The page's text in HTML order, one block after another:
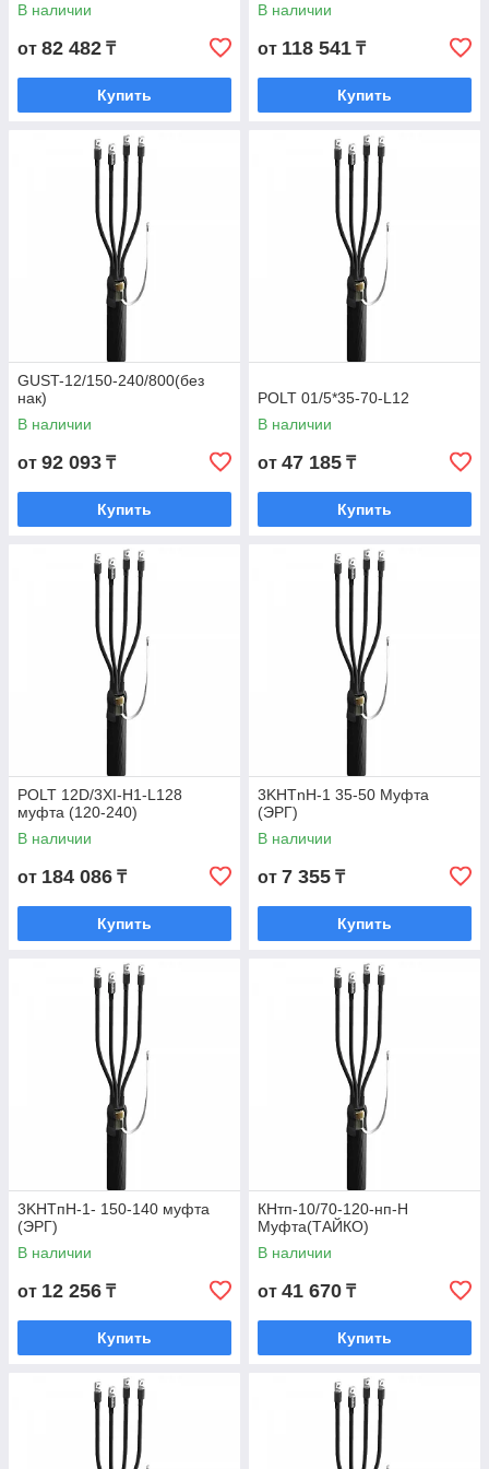
В наличии
от 82 482 ₸
Купить
В наличии
от 118 541 ₸
Купить
GUST-12/150-240/800(без
нак)
В наличии
от 92 093 ₸
Купить
POLT 01/5*35-70-L12
В наличии
от 47 185 ₸
Купить
POLT 12D/3XI-H1-L128
муфта (120-240)
В наличии
от 184 086 ₸
Купить
3KHTnH-1 35-50 Муфта
(ЭРГ)
В наличии
от 7 355 ₸
Купить
3KHTпH-1- 150-140 муфта
(ЭРГ)
В наличии
от 12 256 ₸
Купить
КНтп-10/70-120-нп-Н
Муфта(ТАЙКО)
В наличии
от 41 670 ₸
Купить